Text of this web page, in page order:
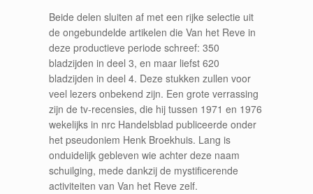
Beide delen sluiten af met een rijke selectie uit
de ongebundelde artikelen die Van het Reve in
deze productieve periode schreef: 350
bladzijden in deel 3, en maar liefst 620
bladzijden in deel 4. Deze stukken zullen voor
veel lezers onbekend zijn. Een grote verrassing
zijn de tv-recensies, die hij tussen 1971 en 1976
wekelijks in nrc Handelsblad publiceerde onder
het pseudoniem Henk Broekhuis. Lang is
onduidelijk gebleven wie achter deze naam
schuilging, mede dankzij de mystificerende
activiteiten van Van het Reve zelf.